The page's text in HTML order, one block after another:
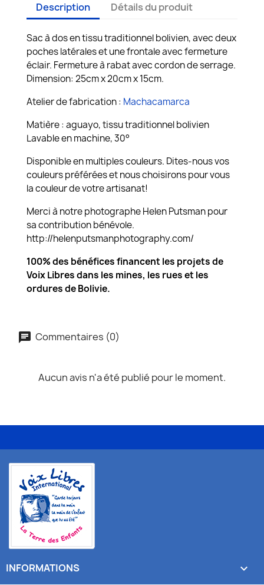
Description Détails du produit
Sac à dos en tissu traditionnel bolivien, avec deux
poches latérales et une frontale avec fermeture
éclair. Fermeture à rabat avec cordon de serrage.
Dimension: 25cm x 20cm x 15cm.
Atelier de fabrication : Machacamarca
Matière : aguayo, tissu traditionnel bolivien
Lavable en machine, 30°
Disponible en multiples couleurs. Dites-nous vos
couleurs préférées et nous choisirons pour vous
la couleur de votre artisanat!
Merci à notre photographe Helen Putsman pour
sa contribution bénévole.
http://helenputsmanphotography.com/
100% des bénéfices financent les projets de
Voix Libres dans les mines, les rues et les
ordures de Bolivie.
Commentaires (0)
Aucun avis n'a été publié pour le moment.
INFORMATIONS 